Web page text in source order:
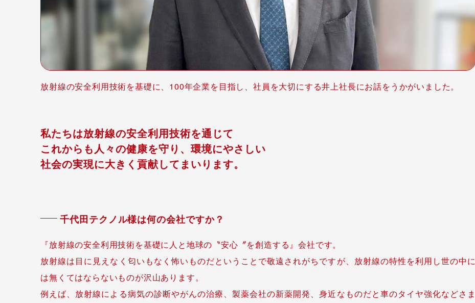
放射線の安全利用技術を基礎に、100年企業を目指し、社員を大切にする井上社長にお話をうかがいました。
私たちは放射線の安全利用技術を通じて
これからも人々の健康を守り、環境にやさしい
社会の実現に大きく貢献してまいります。
千代田テクノル様は何の会社ですか？
『放射線の安全利用技術を基礎に人と地球の〝安心〞を創造する』会社です。
放射線は目に見えなく匂いもなく怖いものだということで敬遠されがちですが、放射線の特性を利用し世の中に
は無くてはならないものが沢山あります。
例えば、放射線による病気の診断やがんの治療、製薬会社の新薬開発、身近なものだと車のタイヤ強化などさま